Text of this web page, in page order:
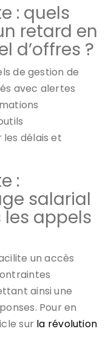
: quels
retard en
d’offres ?
de gestion de
avec alertes
délais et
:
salarial
appels
un accès
ainsi une
Pour en
sur la révolution